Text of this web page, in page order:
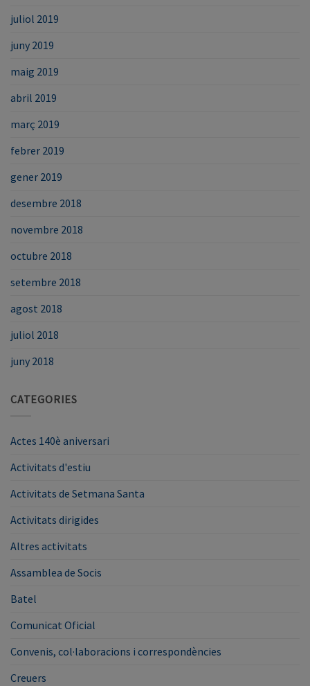
juliol 2019
juny 2019
maig 2019
abril 2019
març 2019
febrer 2019
gener 2019
desembre 2018
novembre 2018
octubre 2018
setembre 2018
agost 2018
juliol 2018
juny 2018
CATEGORIES
Actes 140è aniversari
Activitats d'estiu
Activitats de Setmana Santa
Activitats dirigides
Altres activitats
Assamblea de Socis
Batel
Comunicat Oficial
Convenis, col·laboracions i correspondències
Creuers